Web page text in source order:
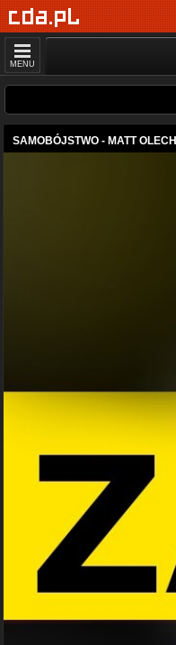
MENU
SAMOBÓJSTWO - MATT OLECH